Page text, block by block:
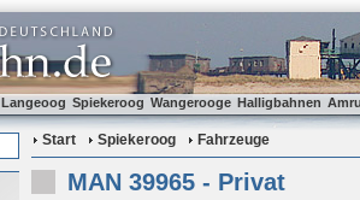
Langeoog Spiekeroog Wangerooge Halligbahnen
Start Spiekeroog Fahrzeuge
MAN 39965 - Privat